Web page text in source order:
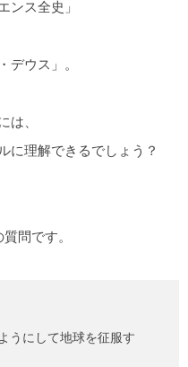
ンス全史」
デウス」。
は、
に理解できるでしょう？
問です。
うにして地球を征服す